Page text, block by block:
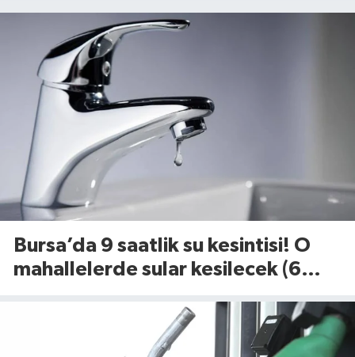
Bursa’da 9 saatlik su kesintisi! O
mahallelerde sular kesilecek (6